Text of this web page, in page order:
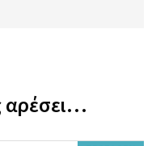
αρέσει…